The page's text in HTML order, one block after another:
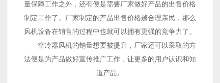
量保障工作之外，还有便是需要厂家做好产品的出售价格
制定工作了。厂家制定的产品出售价格越合理亲民，那么
风机设备在销售的过程中也就可以拥有更强的竞争力了。
空冷器风机的销量想要被提升，厂家还可以采取的方
法便是为产品做好宣传推广工作，让更多的用户认识和知
道产品。